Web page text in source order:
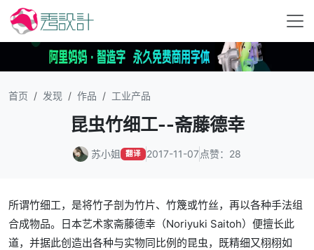
首页 发现 作品 工业产品
昆虫竹细工--斋藤德幸
苏小姐 翻译 2017-11-07点赞：28
所谓竹细工，是将竹子剖为竹片、竹篾或竹丝，再以各种手法组
合成物品。日本艺术家斋藤德幸（Noriyuki Saitoh）便擅长此
道，并据此创造出各种与实物同比例的昆虫，既精细又栩栩如